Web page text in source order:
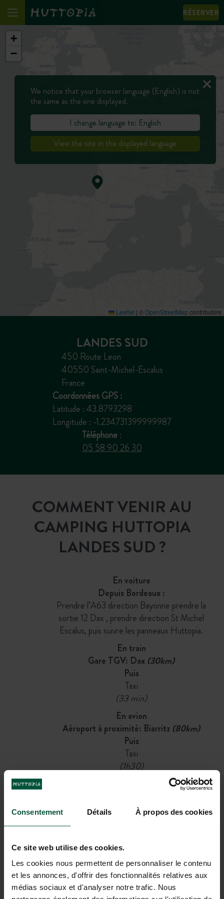
Consentement Détails À propos des cookies
Ce site web utilise des cookies.
Les cookies nous permettent de personnaliser le contenu
et les annonces, d'offrir des fonctionnalités relatives aux
médias sociaux et d'analyser notre trafic. Nous
RÉSERVER
+
−
Leaflet | ©OpenStreetMap contributors
LANDES SUD
450 Route Leon
40550 Saint-Michel-Escalus
France
Coordonnées GPS :
Latitude : 43.8793298
Longitude : -1.234731399999987
Téléphone:
05 58 90 26 30
COMMENT VENIR AU
CAMPING HUTTOPIA
LANDES SUD ?
En voiture
Depuis Bordeaux :
Prendre l’A63 direction Bayonne prendre la
sortie 12 Dax , prendre direction St Michel
Escalus, puis suivre les panneaux Huttopia.
En train
Gare TGV: Dax (30km)
Puis
Taxi
(33 min)
En avion
Aéroport à proximité: Biarritz (80km)
Puis
Taxi
(1h30)
We notice that your browser language (English) is not
the same as the one displayed.
I change language to: English
View the site in the displayed language
REJOIGNEZ NOTRE
COMMUNAUTÉ
offres promotionnelles d'Huttopia !